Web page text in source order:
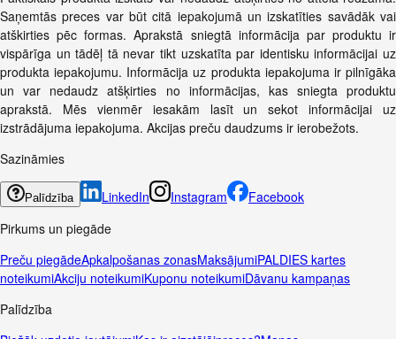
Saņemtās preces var būt citā iepakojumā un izskatīties savādāk vai
atškirties pēc formas. Aprakstā sniegtā informācija par produktu ir
vispārīga un tādēļ tā nevar tikt uzskatīta par identisku informācijai uz
produkta iepakojumu. Informācija uz produkta iepakojuma ir pilnīgāka
un var nedaudz atšķirties no informācijas, kas sniegta produktu
aprakstā. Mēs vienmēr iesakām lasīt un sekot informācijai uz
izstrādājuma iepakojuma. Akcijas preču daudzums ir ierobežots.
Sazināmies
Palīdzība LinkedIn Instagram
Facebook
Pirkums un piegāde
Preču piegādeApkalpošanas zonasMaksājumiPALDIES kartes
noteikumiAkciju noteikumiKuponu noteikumiDāvanu kampaņas
Palīdzība